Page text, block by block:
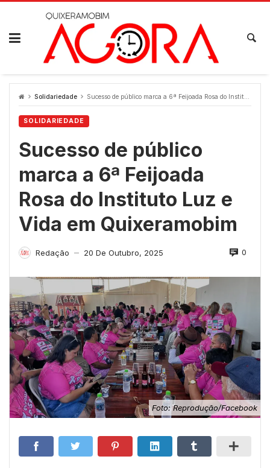
Skip
Solidariedade Sucesso de público marca a 6ª Feijoada Rosa do Instituto Luz e Vida em Quixeramobim
SOLIDARIEDADE
Sucesso de público
marca a 6ª Feijoada
Rosa do Instituto Luz e
Vida em Quixeramobim
Redação — 20 De Outubro, 2025 0
Foto: Reprodução/Facebook